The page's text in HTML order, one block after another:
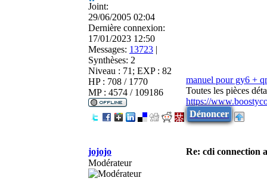
Joint:
29/06/2005 02:04
Dernière connexion:
17/01/2023 12:50
Messages: 13723 |
Synthèses: 2
Niveau : 71; EXP : 82
HP : 708 / 1770
MP : 4574 / 109186
manuel pour gy6 +
Toutes les pièces
https://
Dénoncer
jojojo
Re: cdi connection
Modérateur